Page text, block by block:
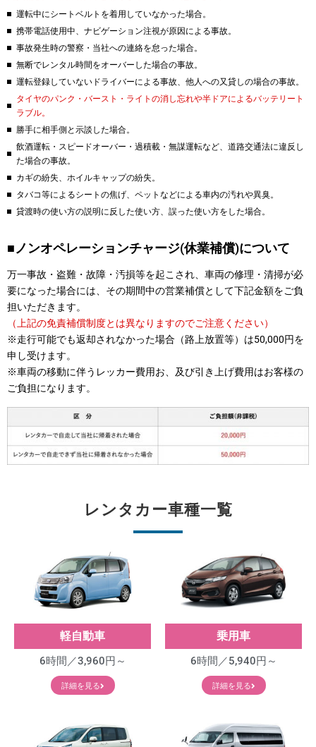
運転中にシートベルトを着用していなかった場合。
携帯電話使用中、ナビゲーション注視が原因による事故。
事故発生時の警察・当社への連絡を怠った場合。
無断でレンタル時間をオーバーした場合の事故。
運転登録していないドライバーによる事故、他人への又貸しの場合の事故。
タイヤのパンク・バースト・ライトの消し忘れや半ドアによるバッテリート
ラブル。
勝手に相手側と示談した場合。
飲酒運転・スピードオーバー・過積載・無謀運転など、道路交通法に違反し
た場合の事故。
カギの紛失、ホイルキャップの紛失。
タバコ等によるシートの焦げ、ペットなどによる車内の汚れや異臭。
貸渡時の使い方の説明に反した使い方、誤った使い方をした場合。
■ノンオペレーションチャージ(休業補償)について
万一事故・盗難・故障・汚損等を起こされ、車両の修理・清掃が必
要になった場合には、その期間中の営業補償として下記金額をご負
担いただきます。
（上記の免責補償制度とは異なりますのでご注意ください）
※走行可能でも返却されなかった場合（路上放置等）は50,000円を
申し受けます。
※車両の移動に伴うレッカー費用お、及び引き上げ費用はお客様の
ご負担になります。
レンタカー車種一覧
軽自動車
6時間／3,960円～
詳細を見る
乗用車
6時間／5,940円～
詳細を見る